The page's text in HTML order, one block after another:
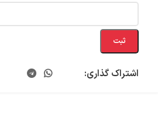
ثبت
اشتراک گذاری: